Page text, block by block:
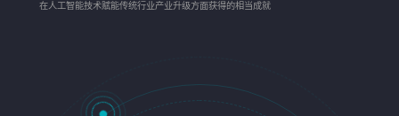
在人工智能技术赋能传统行业产业升级方面获得的相当成就